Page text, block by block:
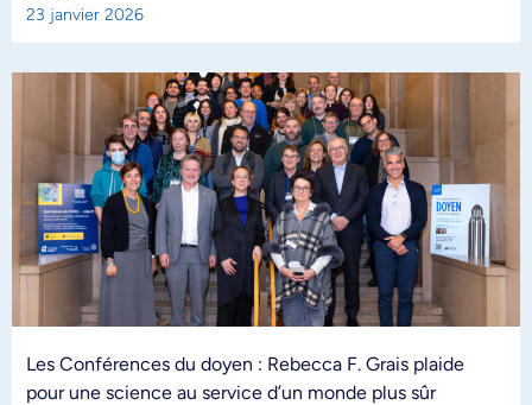
23 janvier 2026
Les Conférences du doyen : Rebecca F. Grais plaide
pour une science au service d’un monde plus sûr